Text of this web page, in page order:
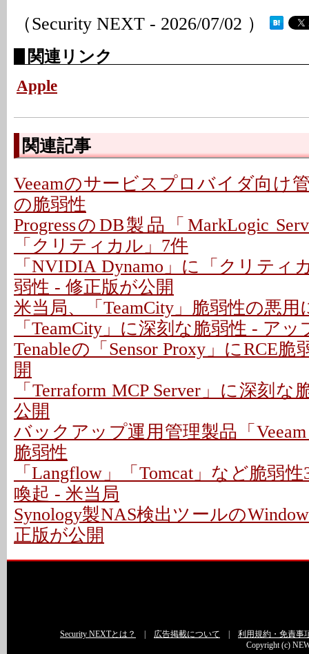
（Security NEXT - 2026/07/02 ）
関連リンク
Apple
関連記事
Veeamのサービスプロバイダ向け
の脆弱性
ProgressのDB製品「MarkLogic
「クリティカル」7件
「NVIDIA Dynamo」に「クリティ
弱性 - 修正版が公開
米当局、「TeamCity」脆弱性の悪用
「TeamCity」に深刻な脆弱性 - ア
Tenableの「Sensor Proxy」にRCE
開
「Terraform MCP Server」に深刻
公開
バックアップ運用管理製品「
脆弱性
「Langflow」「Tomcat」など脆弱
喚起 - 米当局
Synology製NAS検出ツールの
正版が公開
Security NEXTとは？ 広告掲載について
利用規約・免責事
Copyright (c)